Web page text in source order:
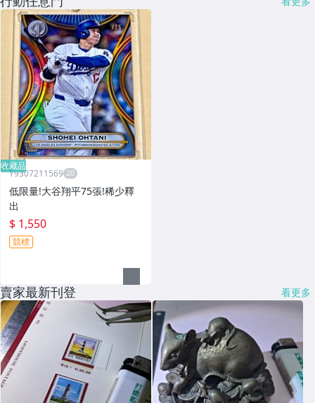
收藏品
Y9307211569
低限量!大谷翔平75張!稀少釋
出
$ 1,550
競標
賣家最新刊登 看更多